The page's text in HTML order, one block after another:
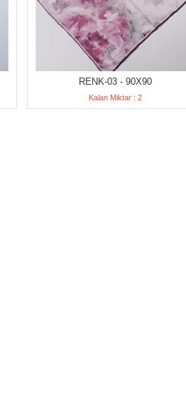
RENK-03 - 90X90
Kalan Miktar : 2